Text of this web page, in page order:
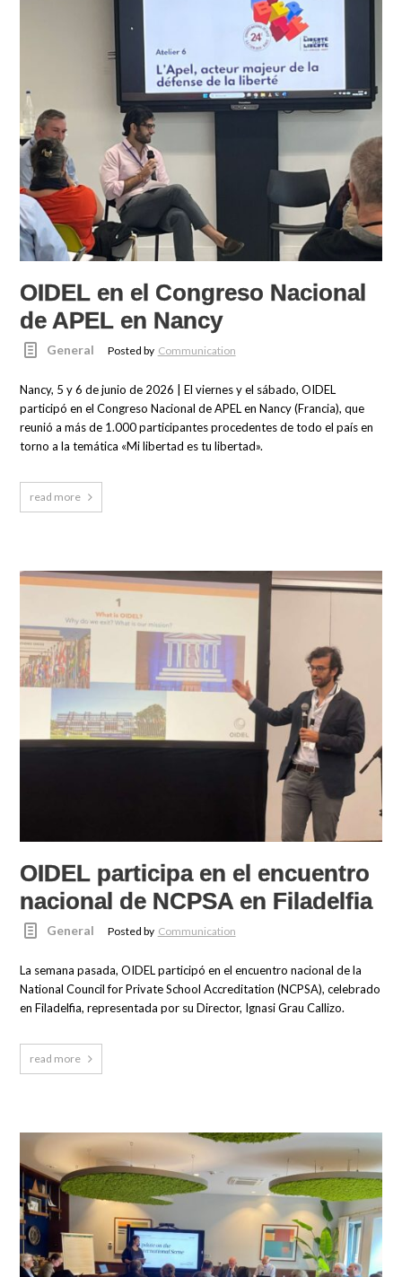
OIDEL en el Congreso Nacional
de APEL en Nancy
General Posted by Communication
Nancy, 5 y 6 de junio de 2026 | El viernes y el sábado, OIDEL
participó en el Congreso Nacional de APEL en Nancy (Francia), que
reunió a más de 1.000 participantes procedentes de todo el país en
torno a la temática «Mi libertad es tu libertad».
read more
OIDEL participa en el encuentro
nacional de NCPSA en Filadelfia
General Posted by Communication
La semana pasada, OIDEL participó en el encuentro nacional de la
National Council for Private School Accreditation (NCPSA), celebrado
en Filadelfia, representada por su Director, Ignasi Grau Callizo.
read more